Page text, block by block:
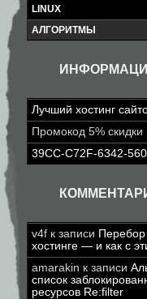
LINUX
АЛГОРИТМЫ
Лучший хостинг
Промокод 5% скидки
39CC-C72F-6342-
v4f к записи
хостинге — и как с
amarakin к записи
список
ресурсов Re:filter